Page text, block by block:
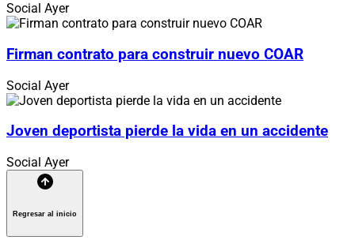
Social Ayer
Firman contrato para construir nuevo COAR
Social Ayer
Joven deportista pierde la vida en un accidente
Social Ayer
Regresar al inicio